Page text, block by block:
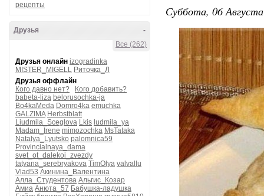
рецепты
-
Друзья
Все (262)
Друзья онлайн izogradinka
MISTER_MIGELL Риточка_Л
Друзья оффлайн
Кого давно нет?
Кого добавить?
babeta-liza belorusochka-ja
Bo4kaMeda Domro4ka emuchka
GALZIMA Herbstblatt
Liudmila_Sceglova Lkis ludmila_ya
Madam_Irene mimozochka MsTataka
Natalya_Lyutsko palomnica59
Provincialnaya_dama
svet_ot_dalekoi_zvezdy
tatyana_serebryakova TimOlya valvallu
Vlad53 Акинина_Валентина
Алла_Студентова Альгис_Козар
Амиа Анюта_57 Бабушка-ладушка
Суббота, 06